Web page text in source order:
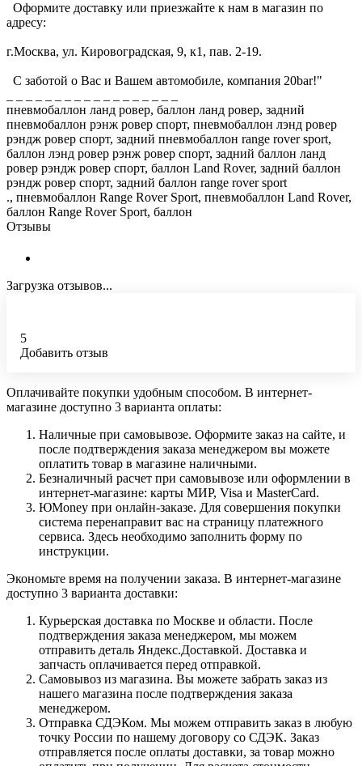
Оформите доставку или приезжайте к нам в магазин по
адресу:
г.Москва, ул. Кировоградская, 9, к1, пав. 2-19.
С заботой о Вас и Вашем автомобиле, компания 20bar!"
пневмобаллон ланд ровер, баллон ланд ровер, задний
пневмобаллон рэнж ровер спорт, пневмобаллон лэнд ровер
рэндж ровер спорт, задний пневмобаллон range rover sport,
баллон лэнд ровер рэнж ровер спорт, задний баллон ланд
ровер рэндж ровер спорт, баллон Land Rover, задний баллон
рэндж ровер спорт, задний баллон range rover sport
., пневмобаллон Range Rover Sport, пневмобаллон Land Rover,
баллон Range Rover Sport, баллон
Отзывы
Загрузка отзывов...
5
Добавить отзыв
Оплачивайте покупки удобным способом. В интернет-
магазине доступно 3 варианта оплаты:
Наличные при самовывозе. Оформите заказ на сайте, и
после подтверждения заказа менеджером вы можете
оплатить товар в магазине наличными.
Безналичный расчет при самовывозе или оформлении в
интернет-магазине: карты МИР, Visa и MasterCard.
ЮMoney при онлайн-заказе. Для совершения покупки
система перенаправит вас на страницу платежного
сервиса. Здесь необходимо заполнить форму по
инструкции.
Экономьте время на получении заказа. В интернет-магазине
доступно 3 варианта доставки:
Курьерская доставка по Москве и области. После
подтверждения заказа менеджером, мы можем
отправить деталь Яндекс.Доставкой. Доставка и
запчасть оплачивается перед отправкой.
Самовывоз из магазина. Вы можете забрать заказ из
нашего магазина после подтверждения заказа
менеджером.
Отправка СДЭКом. Мы можем отправить заказ в любую
точку России по нашему договору со СДЭК. Заказ
отправляется после оплаты доставки, за товар можно